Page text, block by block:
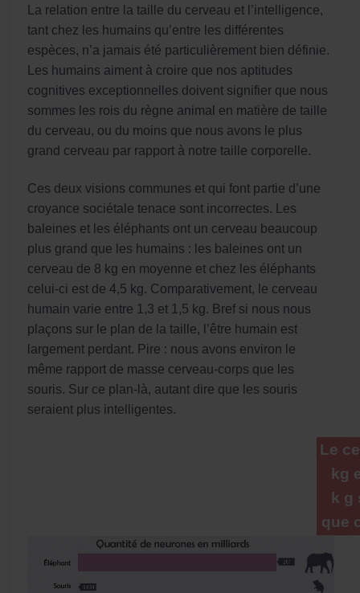
La relation entre la taille du cerveau et l’intelligence,
tant chez les humains qu’entre les différentes
espèces, n’a jamais été particulièrement bien définie.
Les humains aiment à croire que nos aptitudes
cognitives exceptionnelles doivent signifier que nous
sommes les rois du règne animal en matière de taille
du cerveau, ou du moins que nous avons le plus
grand cerveau par rapport à notre taille corporelle.
Ces deux visions communes et qui font partie d’une
croyance sociétale tenace sont incorrectes. Les
baleines et les éléphants ont un cerveau beaucoup
plus grand que les humains : les baleines ont un
cerveau de 8 kg en moyenne et chez les éléphants
celui-ci est de 4,5 kg. Comparativement, le cerveau
humain varie entre 1,3 et 1,5 kg. Bref si nous nous
plaçons sur le plan de la taille, l’être humain est
largement perdant. Pire : nous avons environ le
même rapport de masse cerveau-corps que les
souris. Sur ce plan-là, autant dire que les souris
seraient plus intelligentes.
Le
kg
k g
que